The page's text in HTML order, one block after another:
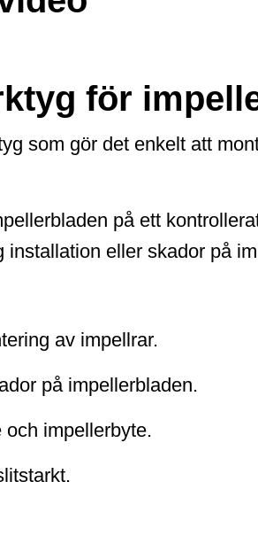
för
som gör det enkelt att
på ett
installation eller skador på
av impellrar.
på impellerbladen.
impellerbyte.